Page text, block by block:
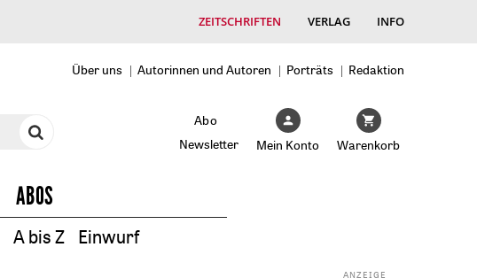
ZEITSCHRIFTEN VERLAG INFO
Über uns Autorinnen und Autoren Porträts
Redaktion
Abo
Newsletter
Mein Konto Warenkorb
ABOS
A bis Z Einwurf